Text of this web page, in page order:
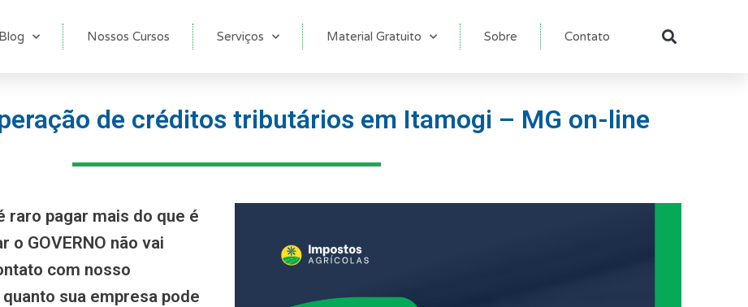
Blog Nossos Cursos Serviços Material Gratuito Sobre Contato
de créditos tributários em Itamogi – MG on-line
raro pagar mais do que é
o GOVERNO não vai
com nosso
sua empresa pode